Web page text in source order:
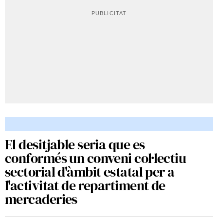
El desitjable seria que es
conformés un conveni col·lectiu
sectorial d'àmbit estatal per a
l'activitat de repartiment de
mercaderies